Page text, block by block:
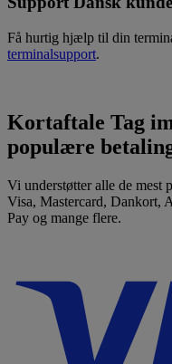
Få hurtig hjælp til din
terminalsupport.
Kortaftale Tag
populære
Vi understøtter alle de mest
Visa, Mastercard, Dankort,
Pay og mange flere.